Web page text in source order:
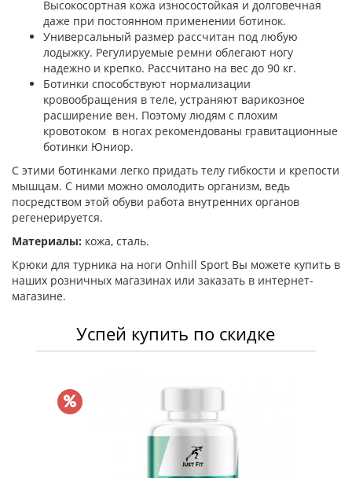
Высокосортная кожа износостойкая и долговечная
даже при постоянном применении ботинок.
Универсальный размер рассчитан под любую
лодыжку. Регулируемые ремни облегают ногу
надежно и крепко. Рассчитано на вес до 90 кг.
Ботинки способствуют нормализации
кровообращения в теле, устраняют варикозное
расширение вен. Поэтому людям с плохим
кровотоком в ногах рекомендованы гравитационные
ботинки Юниор.
С этими ботинками легко придать телу гибкости и крепости
мышцам. С ними можно омолодить организм, ведь
посредством этой обуви работа внутренних органов
регенерируется.
Материалы: кожа, сталь.
Крюки для турника на ноги Onhill Sport Вы можете купить в
наших розничных магазинах или заказать в интернет-
магазине.
Успей купить по скидке